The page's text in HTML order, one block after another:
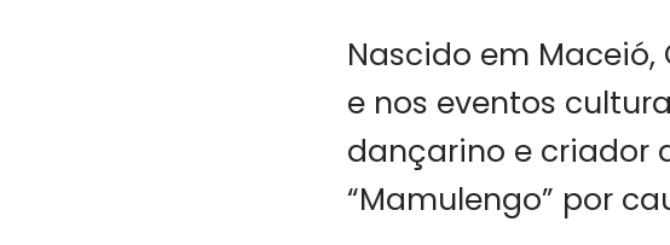
Nascido em
e nos eventos
dançarino e criador
“Mamulengo” por